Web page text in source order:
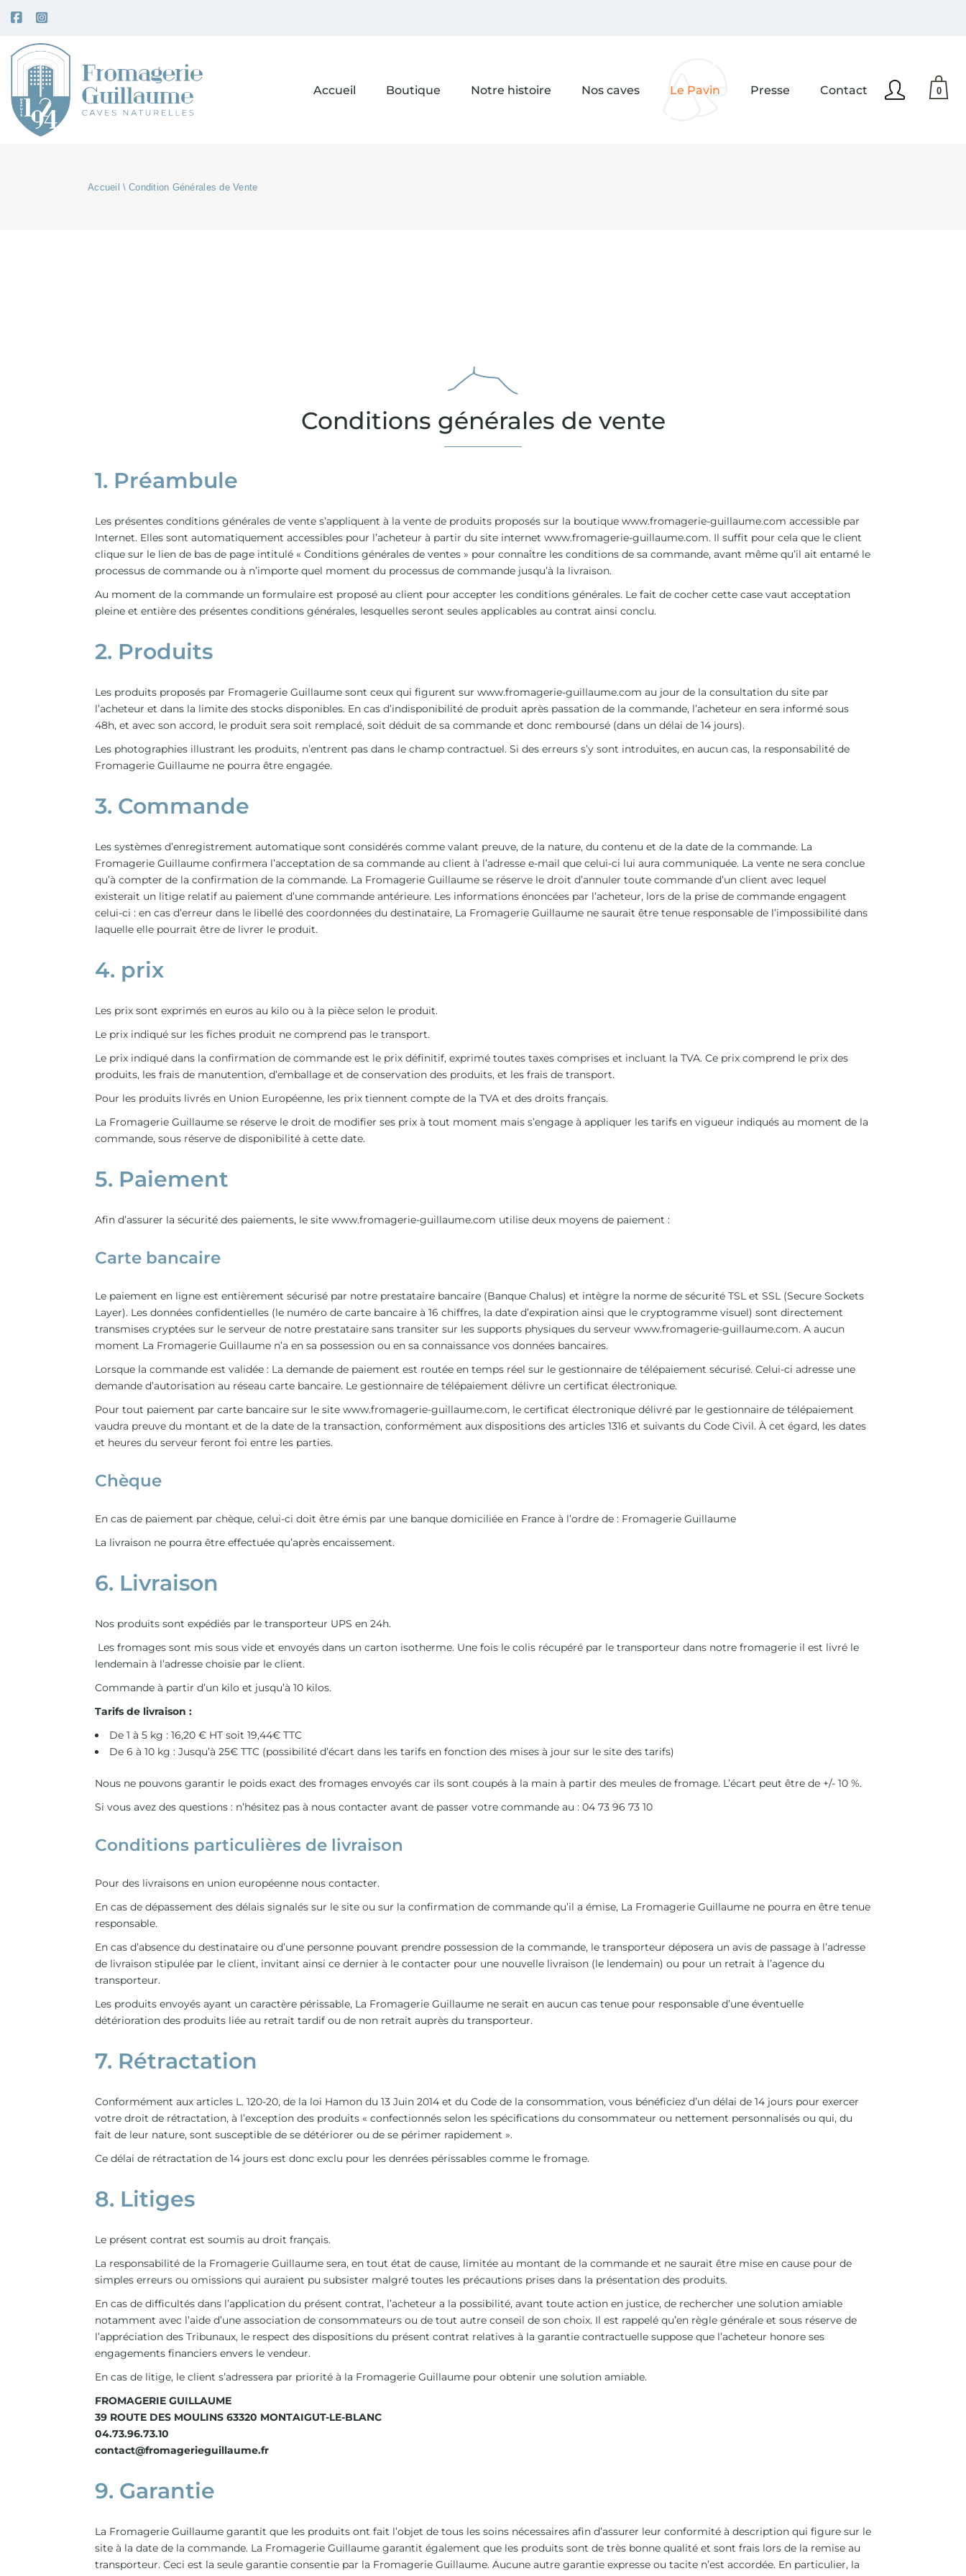
Accueil Boutique Notre histoire Nos caves Le Pavin Presse Contact 0
Accueil Condition Générales de Vente
Conditions générales de vente
1. Préambule
Les présentes conditions générales de vente s’appliquent à la vente de produits proposés sur la boutique www.fromagerie-guillaume.com accessible par
Internet. Elles sont automatiquement accessibles pour l’acheteur à partir du site internet www.fromagerie-guillaume.com. Il suffit pour cela que le client
clique sur le lien de bas de page intitulé « Conditions générales de ventes » pour connaître les conditions de sa commande, avant même qu’il ait entamé le
processus de commande ou à n’importe quel moment du processus de commande jusqu’à la livraison.
Au moment de la commande un formulaire est proposé au client pour accepter les conditions générales. Le fait de cocher cette case vaut acceptation
pleine et entière des présentes conditions générales, lesquelles seront seules applicables au contrat ainsi conclu.
2. Produits
Les produits proposés par Fromagerie Guillaume sont ceux qui figurent sur www.fromagerie-guillaume.com au jour de la consultation du site par
l’acheteur et dans la limite des stocks disponibles. En cas d’indisponibilité de produit après passation de la commande, l’acheteur en sera informé sous
48h, et avec son accord, le produit sera soit remplacé, soit déduit de sa commande et donc remboursé (dans un délai de 14 jours).
Les photographies illustrant les produits, n’entrent pas dans le champ contractuel. Si des erreurs s’y sont introduites, en aucun cas, la responsabilité de
Fromagerie Guillaume ne pourra être engagée.
3. Commande
Les systèmes d’enregistrement automatique sont considérés comme valant preuve, de la nature, du contenu et de la date de la commande. La
Fromagerie Guillaume confirmera l’acceptation de sa commande au client à l’adresse e-mail que celui-ci lui aura communiquée. La vente ne sera conclue
qu’à compter de la confirmation de la commande. La Fromagerie Guillaume se réserve le droit d’annuler toute commande d’un client avec lequel
existerait un litige relatif au paiement d’une commande antérieure. Les informations énoncées par l’acheteur, lors de la prise de commande engagent
celui-ci : en cas d’erreur dans le libellé des coordonnées du destinataire, La Fromagerie Guillaume ne saurait être tenue responsable de l’impossibilité dans
laquelle elle pourrait être de livrer le produit.
4. prix
Les prix sont exprimés en euros au kilo ou à la pièce selon le produit.
Le prix indiqué sur les fiches produit ne comprend pas le transport.
Le prix indiqué dans la confirmation de commande est le prix définitif, exprimé toutes taxes comprises et incluant la TVA. Ce prix comprend le prix des
produits, les frais de manutention, d’emballage et de conservation des produits, et les frais de transport.
Pour les produits livrés en Union Européenne, les prix tiennent compte de la TVA et des droits français.
La Fromagerie Guillaume se réserve le droit de modifier ses prix à tout moment mais s’engage à appliquer les tarifs en vigueur indiqués au moment de la
commande, sous réserve de disponibilité à cette date.
5. Paiement
Afin d’assurer la sécurité des paiements, le site www.fromagerie-guillaume.com utilise deux moyens de paiement :
Carte bancaire
Le paiement en ligne est entièrement sécurisé par notre prestataire bancaire (Banque Chalus) et intègre la norme de sécurité TSL et SSL (Secure Sockets
Layer). Les données confidentielles (le numéro de carte bancaire à 16 chiffres, la date d’expiration ainsi que le cryptogramme visuel) sont directement
transmises cryptées sur le serveur de notre prestataire sans transiter sur les supports physiques du serveur www.fromagerie-guillaume.com. A aucun
moment La Fromagerie Guillaume n’a en sa possession ou en sa connaissance vos données bancaires.
Lorsque la commande est validée : La demande de paiement est routée en temps réel sur le gestionnaire de télépaiement sécurisé. Celui-ci adresse une
demande d’autorisation au réseau carte bancaire. Le gestionnaire de télépaiement délivre un certificat électronique.
Pour tout paiement par carte bancaire sur le site www.fromagerie-guillaume.com, le certificat électronique délivré par le gestionnaire de télépaiement
vaudra preuve du montant et de la date de la transaction, conformément aux dispositions des articles 1316 et suivants du Code Civil. À cet égard, les dates
et heures du serveur feront foi entre les parties.
Chèque
En cas de paiement par chèque, celui-ci doit être émis par une banque domiciliée en France à l’ordre de : Fromagerie Guillaume
La livraison ne pourra être effectuée qu’après encaissement.
6. Livraison
Nos produits sont expédiés par le transporteur UPS en 24h.
Les fromages sont mis sous vide et envoyés dans un carton isotherme. Une fois le colis récupéré par le transporteur dans notre fromagerie il est livré le
lendemain à l’adresse choisie par le client.
Commande à partir d’un kilo et jusqu’à 10 kilos.
Tarifs de livraison :
De 1 à 5 kg : 16,20 € HT soit 19,44€ TTC
De 6 à 10 kg : Jusqu’à 25€ TTC (possibilité d’écart dans les tarifs en fonction des mises à jour sur le site des tarifs)
Nous ne pouvons garantir le poids exact des fromages envoyés car ils sont coupés à la main à partir des meules de fromage. L’écart peut être de +/- 10 %.
Si vous avez des questions : n’hésitez pas à nous contacter avant de passer votre commande au : 04 73 96 73 10
Conditions particulières de livraison
Pour des livraisons en union européenne nous contacter.
En cas de dépassement des délais signalés sur le site ou sur la confirmation de commande qu’il a émise, La Fromagerie Guillaume ne pourra en être tenue
responsable.
En cas d’absence du destinataire ou d’une personne pouvant prendre possession de la commande, le transporteur déposera un avis de passage à l’adresse
de livraison stipulée par le client, invitant ainsi ce dernier à le contacter pour une nouvelle livraison (le lendemain) ou pour un retrait à l’agence du
transporteur.
Les produits envoyés ayant un caractère périssable, La Fromagerie Guillaume ne serait en aucun cas tenue pour responsable d’une éventuelle
détérioration des produits liée au retrait tardif ou de non retrait auprès du transporteur.
7. Rétractation
Conformément aux articles L. 120-20, de la loi Hamon du 13 Juin 2014 et du Code de la consommation, vous bénéficiez d’un délai de 14 jours pour exercer
votre droit de rétractation, à l’exception des produits « confectionnés selon les spécifications du consommateur ou nettement personnalisés ou qui, du
fait de leur nature, sont susceptible de se détériorer ou de se périmer rapidement ».
Ce délai de rétractation de 14 jours est donc exclu pour les denrées périssables comme le fromage.
8. Litiges
Le présent contrat est soumis au droit français.
La responsabilité de la Fromagerie Guillaume sera, en tout état de cause, limitée au montant de la commande et ne saurait être mise en cause pour de
simples erreurs ou omissions qui auraient pu subsister malgré toutes les précautions prises dans la présentation des produits.
En cas de difficultés dans l’application du présent contrat, l’acheteur a la possibilité, avant toute action en justice, de rechercher une solution amiable
notamment avec l’aide d’une association de consommateurs ou de tout autre conseil de son choix. Il est rappelé qu’en règle générale et sous réserve de
l’appréciation des Tribunaux, le respect des dispositions du présent contrat relatives à la garantie contractuelle suppose que l’acheteur honore ses
engagements financiers envers le vendeur.
En cas de litige, le client s’adressera par priorité à la Fromagerie Guillaume pour obtenir une solution amiable.
FROMAGERIE GUILLAUME
39 ROUTE DES MOULINS 63320 MONTAIGUT-LE-BLANC
04.73.96.73.10
contact@fromagerieguillaume.fr
9. Garantie
La Fromagerie Guillaume garantit que les produits ont fait l’objet de tous les soins nécessaires afin d’assurer leur conformité à description qui figure sur le
site à la date de la commande. La Fromagerie Guillaume garantit également que les produits sont de très bonne qualité et sont frais lors de la remise au
transporteur. Ceci est la seule garantie consentie par la Fromagerie Guillaume. Aucune autre garantie expresse ou tacite n’est accordée. En particulier, la